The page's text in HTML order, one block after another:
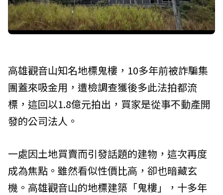
高雄觀音山知名地標鬼樓，10多年前被詐騙集
團蓋來吸金用，遭檢調查獲後多此法拍都流
標，這回以1.8億元拍出，買家是從事不動產開
發的公司法人。
一處因土地買賣而引發話題的建物，這次再度
成為焦點。雖然看似性價比高，卻也暗藏玄
機。高雄觀音山的地標建築「鬼樓」，十多年